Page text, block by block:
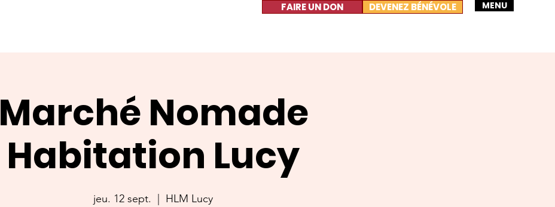
FAIRE UN DON DEVENEZ BÉNÉVOLE MENU
Marché Nomade
Habitation Lucy
jeu. 12 sept. HLM Lucy